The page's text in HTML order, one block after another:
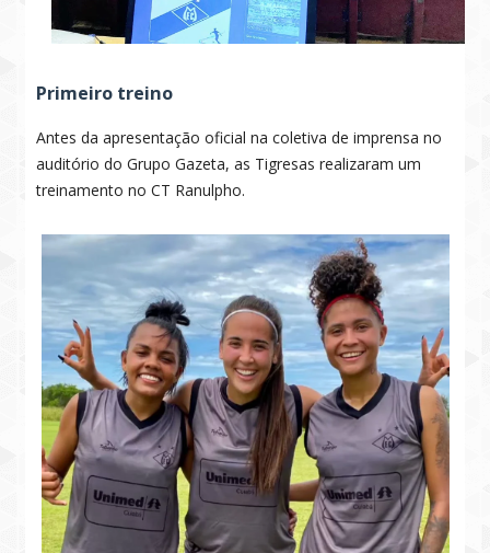
Primeiro treino
Antes da apresentação oficial na coletiva de imprensa no
auditório do Grupo Gazeta, as Tigresas realizaram um
treinamento no CT Ranulpho.